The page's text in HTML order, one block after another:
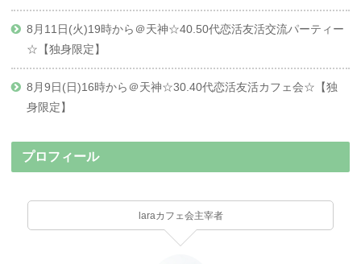
8月11日(火)19時から＠天神☆40.50代恋活友活交流パーティー
☆【独身限定】
8月9日(日)16時から＠天神☆30.40代恋活友活カフェ会☆【独
身限定】
プロフィール
laraカフェ会主宰者